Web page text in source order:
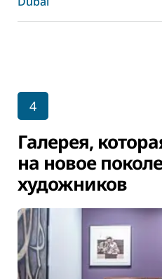
4
Галерея,
на новое
художников